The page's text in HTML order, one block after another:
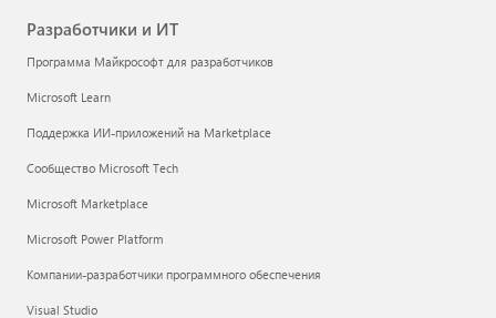
Разработчики и ИТ
Программа Майкрософт для разработчиков
Microsoft Learn
Поддержка ИИ-приложений на Marketplace
Сообщество Microsoft Tech
Microsoft Marketplace
Microsoft Power Platform
Компании-разработчики программного обеспечения
Visual Studio